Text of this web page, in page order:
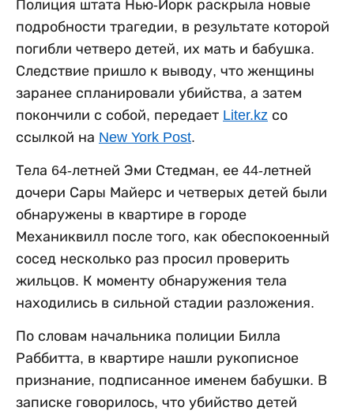
Полиция штата Нью-Йорк раскрыла новые
подробности трагедии, в результате которой
погибли четверо детей, их мать и бабушка.
Следствие пришло к выводу, что женщины
заранее спланировали убийства, а затем
покончили с собой, передает Liter.kz со
ссылкой на New York Post.
Тела 64-летней Эми Стедман, ее 44-летней
дочери Сары Майерс и четверых детей были
обнаружены в квартире в городе
Механиквилл после того, как обеспокоенный
сосед несколько раз просил проверить
жильцов. К моменту обнаружения тела
находились в сильной стадии разложения.
По словам начальника полиции Билла
Раббитта, в квартире нашли рукописное
признание, подписанное именем бабушки. В
записке говорилось, что убийство детей